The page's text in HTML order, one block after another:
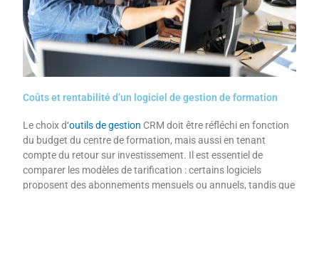
Coûts et rentabilité d’un logiciel de gestion de formation
Le choix d‘outils de gestion CRM doit être réfléchi en fonction
du budget du centre de formation, mais aussi en tenant
compte du retour sur investissement. Il est essentiel de
comparer les modèles de tarification : certains logiciels
proposent des abonnements mensuels ou annuels, tandis que